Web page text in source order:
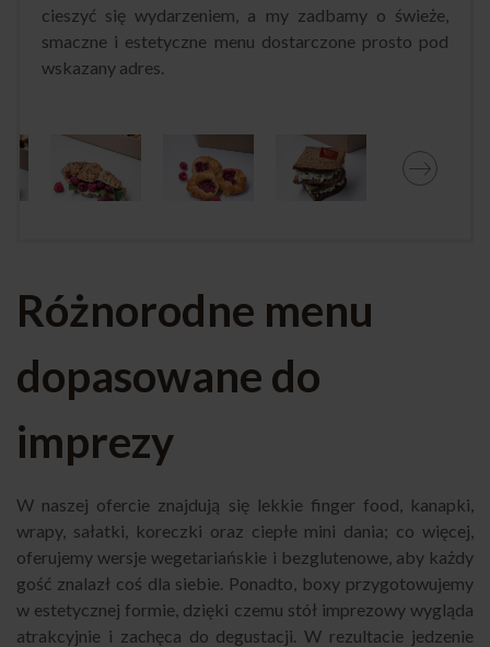
cieszyć się wydarzeniem, a my zadbamy o świeże,
smaczne i estetyczne menu dostarczone prosto pod
wskazany adres.
Różnorodne menu
dopasowane do
imprezy
W naszej ofercie znajdują się lekkie finger food, kanapki,
wrapy, sałatki, koreczki oraz ciepłe mini dania; co więcej,
oferujemy wersje wegetariańskie i bezglutenowe, aby każdy
gość znalazł coś dla siebie. Ponadto, boxy przygotowujemy
w estetycznej formie, dzięki czemu stół imprezowy wygląda
atrakcyjnie i zachęca do degustacji. W rezultacie jedzenie